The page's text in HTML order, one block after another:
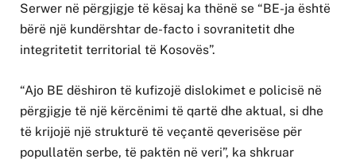
Serwer në përgjigje të kësaj ka thënë se “BE-ja është
bërë një kundërshtar de-facto i sovranitetit dhe
integritetit territorial të Kosovës”.
“Ajo BE dëshiron të kufizojë dislokimet e policisë në
përgjigje të një kërcënimi të qartë dhe aktual, si dhe
të krijojë një strukturë të veçantë qeverisëse për
popullatën serbe, të paktën në veri”, ka shkruar